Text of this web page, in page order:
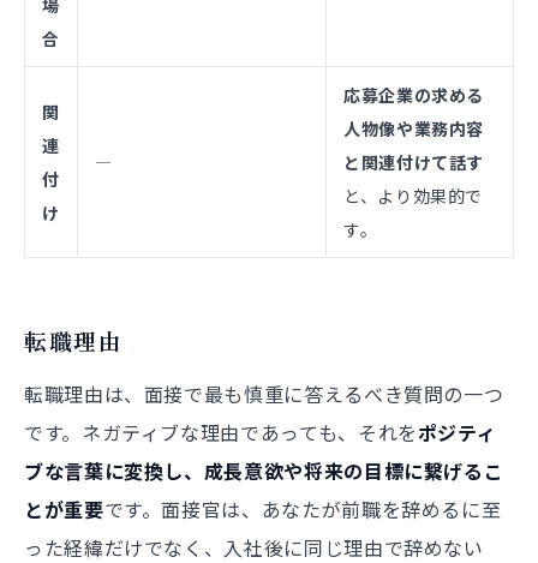
合
関
連
付
け
―
応募企業の求める
人物像や業務内容
と関連付けて話す
と、より効果的で
す。
転職理由
転職理由は、面接で最も慎重に答えるべき質問の一つ
です。ネガティブな理由であっても、それをポジティ
ブな言葉に変換し、成長意欲や将来の目標に繋げるこ
とが重要です。面接官は、あなたが前職を辞めるに至
った経緯だけでなく、入社後に同じ理由で辞めない